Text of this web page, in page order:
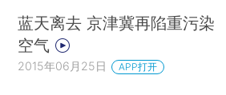
蓝天离去 京津冀再陷重污染
空气
2015年06月25日 APP打开